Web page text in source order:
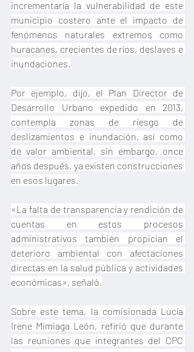
incrementaría la vulnerabilidad de este
municipio costero ante el impacto de
fenómenos naturales extremos como
huracanes, crecientes de ríos, deslaves e
inundaciones.
Por ejemplo, dijo, el Plan Director de
Desarrollo Urbano expedido en 2013,
contempla zonas de riesgo de
deslizamientos e inundación, así como
de valor ambiental, sin embargo, once
años después, ya existen construcciones
en esos lugares.
«La falta de transparencia y rendición de
cuentas en estos procesos
administrativos también propician el
deterioro ambiental con afectaciones
directas en la salud pública y actividades
económicas», señaló.
Sobre este tema, la comisionada Lucía
Irene Mimiaga León, refirió que durante
las reuniones que integrantes del CPC